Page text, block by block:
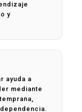
y
ayuda a
mediante